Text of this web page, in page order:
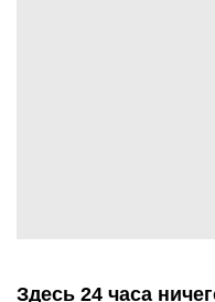
Здесь 24 часа